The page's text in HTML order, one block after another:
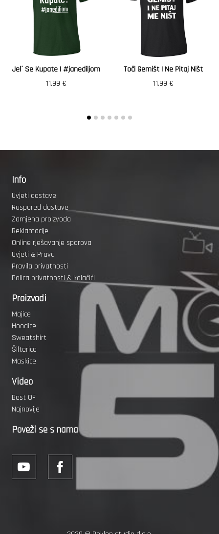
Jel´ Se Kupate | #janediljom
11.99 €
Toči Gemišt I Ne Pitaj Ništ
11.99 €
Info
Uvjeti dostave
Raspored dostave
Zamjena proizvoda
Reklamacije
Online rješavanje sporova
Uvjeti & Prava
Pravila privatnosti
Polica privatnosti & kolačići
Proizvodi
Majice
Hoodice
Sweatshirt
Šilterice
Maskice
Video
Best OF
Najnovije
Poveži se s nama